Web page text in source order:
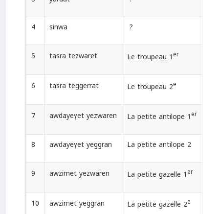
4 sinwa ?
5 tasra tezwaret Le troupeau 1er
6 tasra teggerrat Le troupeau 2e
7 awdayeɣet yezwaren La petite antilope 1er
8 awdayeɣet yeggran La petite antilope 2
9 awzimet yezwaren La petite gazelle 1er
10 awzimet yeggran La petite gazelle 2e